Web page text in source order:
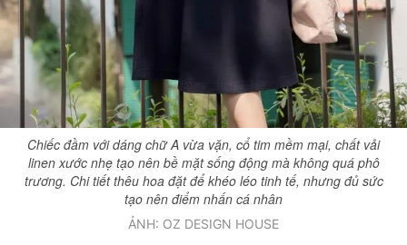
Chiếc đầm với dáng chữ A vừa vặn, cổ tim mềm mại, chất vải
linen xước nhẹ tạo nên bề mặt sống động mà không quá phô
trương. Chi tiết thêu hoa đặt để khéo léo tinh tế, nhưng đủ sức
tạo nên điểm nhấn cá nhân
ẢNH: OZ DESIGN HOUSE